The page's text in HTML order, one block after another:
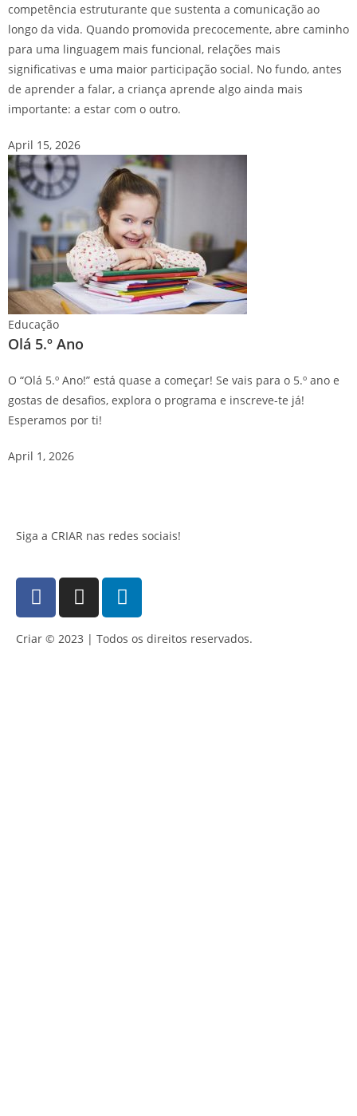
competência estruturante que sustenta a comunicação ao
longo da vida. Quando promovida precocemente, abre caminho
para uma linguagem mais funcional, relações mais
significativas e uma maior participação social. No fundo, antes
de aprender a falar, a criança aprende algo ainda mais
importante: a estar com o outro.
April 15, 2026
Educação
Olá 5.º Ano
O “Olá 5.º Ano!” está quase a começar! Se vais para o 5.º ano e
gostas de desafios, explora o programa e inscreve-te já!
Esperamos por ti!
April 1, 2026
Siga a CRIAR nas redes sociais!
Criar © 2023 | Todos os direitos reservados.